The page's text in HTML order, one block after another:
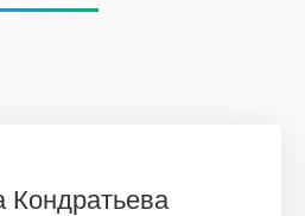
Кондратьева